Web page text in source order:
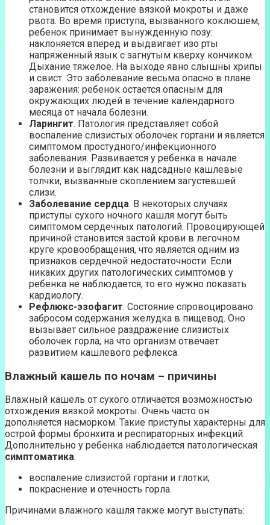
становится отхождение вязкой мокроты и даже
рвота. Во время приступа, вызванного коклюшем,
ребенок принимает вынужденную позу:
наклоняется вперед и выдвигает изо рты
напряженный язык с загнутым кверху кончиком.
Дыхание тяжелое. На выходе явно слышны хрипы
и свист. Это заболевание весьма опасно в плане
заражения: ребенок остается опасным для
окружающих людей в течение календарного
месяца от начала болезни.
Ларингит. Патология представляет собой
воспаление слизистых оболочек гортани и является
симптомом простудного/инфекционного
заболевания. Развивается у ребенка в начале
болезни и выглядит как надсадные кашлевые
толчки, вызванные скоплением загустевшей
слизи.
Заболевание сердца. В некоторых случаях
приступы сухого ночного кашля могут быть
симптомом сердечных патологий. Провоцирующей
причиной становится застой крови в легочном
круге кровообращения, что является одним из
признаков сердечной недостаточности. Если
никаких других патологических симптомов у
ребенка не наблюдается, то его нужно показать
кардиологу.
Рефлюкс-эзофагит. Состояние спровоцировано
забросом содержания желудка в пищевод. Оно
вызывает сильное раздражение слизистых
оболочек горла, на что организм отвечает
развитием кашлевого рефлекса.
Влажный кашель по ночам – причины
Влажный кашель от сухого отличается возможностью
отхождения вязкой мокроты. Очень часто он
дополняется насморком. Такие приступы характерны для
острой формы бронхита и респираторных инфекций.
Дополнительно у ребенка наблюдается патологическая
симптоматика:
воспаление слизистой гортани и глотки;
покраснение и отечность горла.
Причинами влажного кашля также могут выступать: